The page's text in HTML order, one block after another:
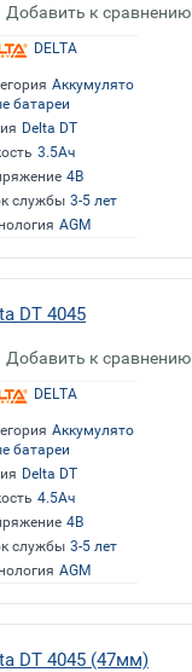
Добавить к сравнению
DELTA
Аккумулято
батареи
Delta DT
3.5Ач
4В
службы 3-5 лет
AGM
DT 4045
Добавить к сравнению
DELTA
Аккумулято
батареи
Delta DT
4.5Ач
4В
службы 3-5 лет
AGM
DT 4045 (47мм)